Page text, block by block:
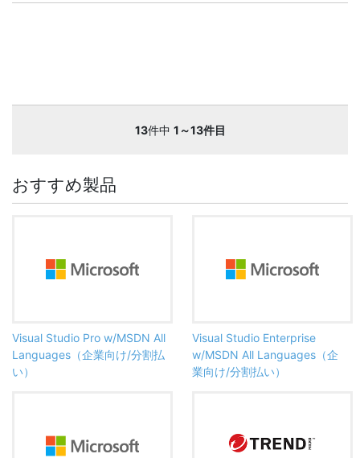
13件中 1～13件目
おすすめ製品
Visual Studio Pro w/MSDN All
Languages（企業向け/分割払
い）
Visual Studio Enterprise
w/MSDN All Languages（企
業向け/分割払い）